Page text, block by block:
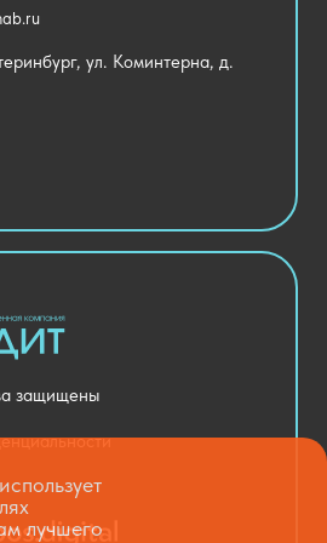
ул. Коминтерна, д.
защищены
лучшего